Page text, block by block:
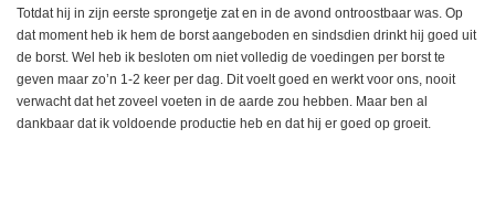
Totdat hij in zijn eerste sprongetje zat en in de avond ontroostbaar was. Op
dat moment heb ik hem de borst aangeboden en sindsdien drinkt hij goed uit
de borst. Wel heb ik besloten om niet volledig de voedingen per borst te
geven maar zo’n 1-2 keer per dag. Dit voelt goed en werkt voor ons, nooit
verwacht dat het zoveel voeten in de aarde zou hebben. Maar ben al
dankbaar dat ik voldoende productie heb en dat hij er goed op groeit.